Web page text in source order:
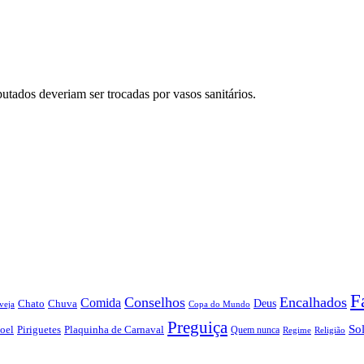
deveriam ser trocadas por vasos sanitários.
Chato Chuva Comida Conselhos Copa do Mundo Deus Encalhados
Piriguetes Plaquinha de Carnaval Preguiça Quem nunca Regime Religião